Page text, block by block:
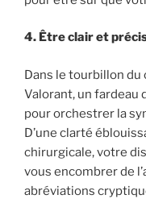
4. Être clair et
Dans le tourbillon du
Valorant, un fardeau
pour orchestrer la
D’une clarté
chirurgicale, votre
vous encombrer de
abréviations